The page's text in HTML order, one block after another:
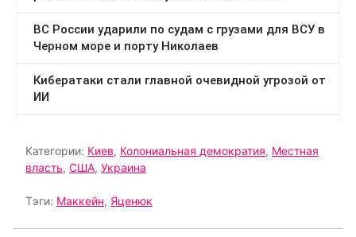
Категории: Киев, Колониальная демократия, Местная
власть, США, Украина
Тэги: Маккейн, Яценюк